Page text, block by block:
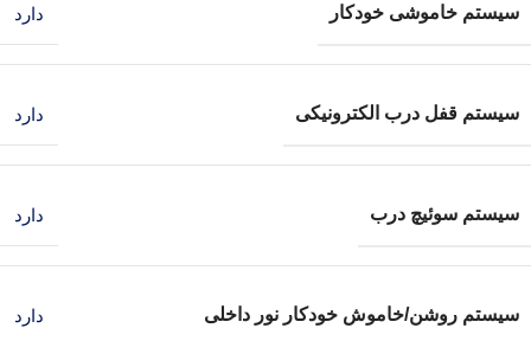
سیستم خاموشی خودکار دارد
سیستم قفل درب الکترونیکی دارد
سیستم سوئیچ درب دارد
سیستم روشن/خاموش خودکار نور داخلی دارد